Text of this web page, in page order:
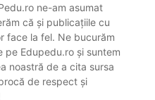
ne-am asumat
că și publicațiile cu
face la fel. Ne bucurăm
Edupedu.ro și suntem
noastră de a cita sursa
de respect și